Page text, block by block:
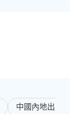
中國內地出入